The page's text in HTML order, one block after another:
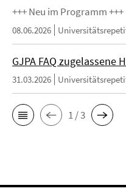
+++ Neu im Programm +++
08.06.2026
GJPA FAQ zugelassene
31.03.2026
1 / 3